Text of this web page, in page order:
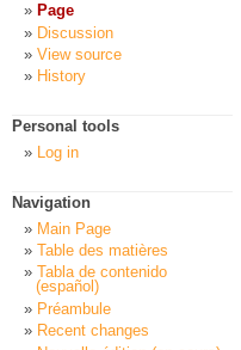
Page
Discussion
View source
History
Personal tools
Log in
Navigation
Main Page
Table des matières
Tabla de contenido
(español)
Préambule
Recent changes